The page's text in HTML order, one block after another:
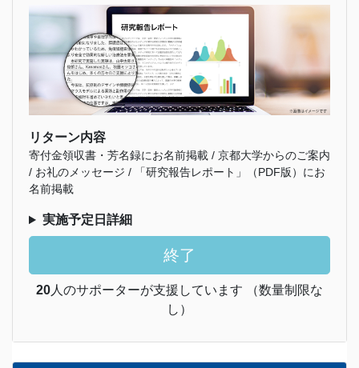
リターン内容
寄付金領収書・芳名録にお名前掲載 / 京都大学からのご案内
/ お礼のメッセージ / 「研究報告レポート」（PDF版）にお
名前掲載
実施予定日詳細
終了
20人のサポーターが支援しています （数量制限な
し）